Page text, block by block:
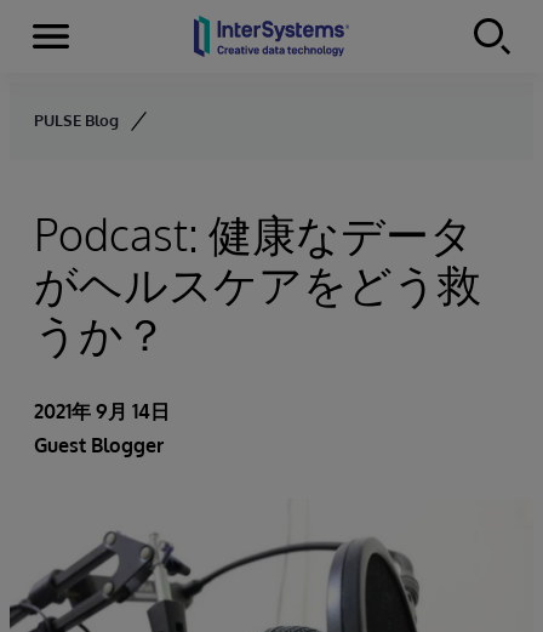
Skip to content
Menu
PULSE Blog
Podcast: 健康なデータ
がヘルスケアをどう救
うか？
2021年 9月 14日
Guest Blogger